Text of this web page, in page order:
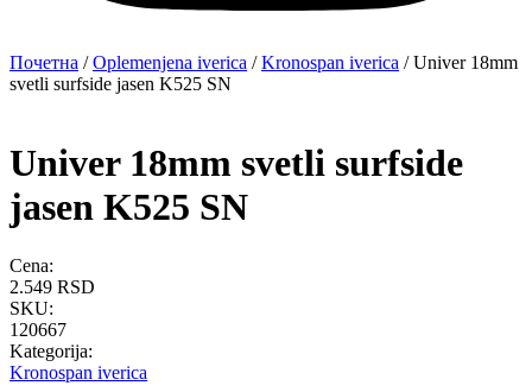
Почетна /Oplemenjena iverica /Kronospan iverica / Univer 18mm
svetli surfside jasen K525 SN
Univer 18mm svetli surfside
jasen K525 SN
Cena:
2.549 RSD
SKU:
120667
Kategorija:
Kronospan iverica